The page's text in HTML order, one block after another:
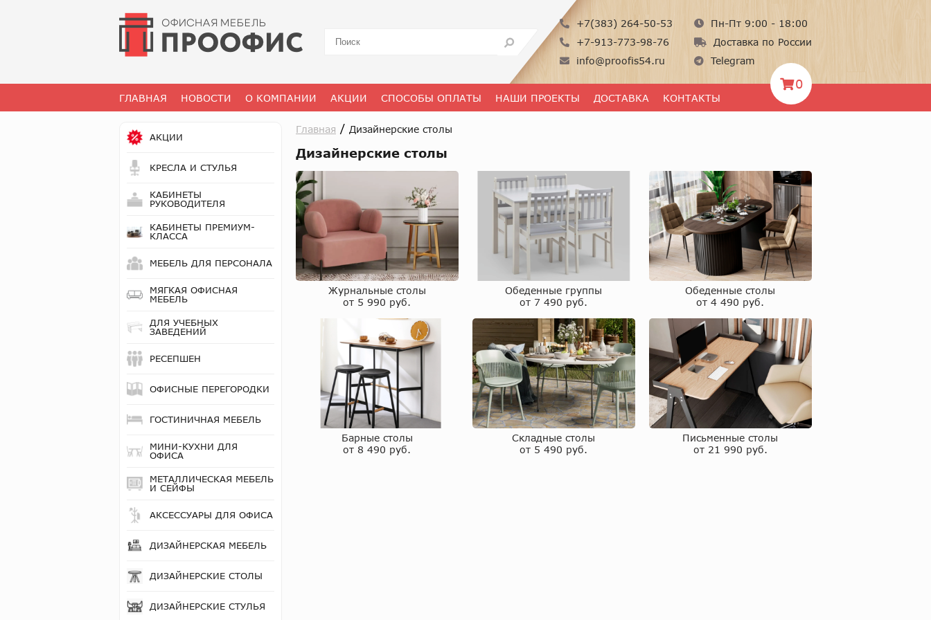
+7(383) 264-50-53
+7-913-773-98-76
info@proofis54.ru
Пн-Пт 9:00 - 18:00
Доставка по России
Telegram
ГЛАВНАЯ НОВОСТИ О КОМПАНИИ АКЦИИ СПОСОБЫ ОПЛАТЫ НАШИ ПРОЕКТЫ ДОСТАВКА КОНТАКТЫ
0
АКЦИИ
КРЕСЛА И СТУЛЬЯ
КАБИНЕТЫ
РУКОВОДИТЕЛЯ
КАБИНЕТЫ ПРЕМИУМ-
КЛАССА
МЕБЕЛЬ ДЛЯ ПЕРСОНАЛА
МЯГКАЯ ОФИСНАЯ
МЕБЕЛЬ
ДЛЯ УЧЕБНЫХ
ЗАВЕДЕНИЙ
РЕСЕПШЕН
ОФИСНЫЕ ПЕРЕГОРОДКИ
ГОСТИНИЧНАЯ МЕБЕЛЬ
МИНИ-КУХНИ ДЛЯ
ОФИСА
МЕТАЛЛИЧЕСКАЯ МЕБЕЛЬ
И СЕЙФЫ
АКСЕССУАРЫ ДЛЯ ОФИСА
ДИЗАЙНЕРСКАЯ МЕБЕЛЬ
ДИЗАЙНЕРСКИЕ СТОЛЫ
ДИЗАЙНЕРСКИЕ СТУЛЬЯ
Главная / Дизайнерские столы
Дизайнерские столы
Журнальные столы
от 5 990 руб.
Обеденные группы
от 7 490 руб.
Обеденные столы
от 4 490 руб.
Барные столы
от 8 490 руб.
Складные столы
от 5 490 руб.
Письменные столы
от 21 990 руб.